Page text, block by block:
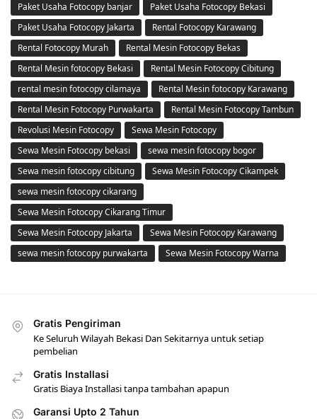
Paket Usaha Fotocopy banjar
Paket Usaha Fotocopy Bekasi
Paket Usaha Fotocopy Jakarta
Rental Fotocopy Karawang
Rental Fotocopy Murah
Rental Mesin Fotocopy Bekas
Rental Mesin fotocopy Bekasi
Rental Mesin Fotocopy Cibitung
rental mesin fotocopy cilamaya
Rental Mesin fotocopy Karawang
Rental Mesin Fotocopy Purwakarta
Rental Mesin Fotocopy Tambun
Revolusi Mesin Fotocopy
Sewa Mesin Fotocopy
Sewa Mesin Fotocopy bekasi
sewa mesin fotocopy bogor
Sewa mesin fotocopy cibitung
Sewa Mesin Fotocopy Cikampek
sewa mesin fotocopy cikarang
Sewa Mesin Fotocopy Cikarang Timur
Sewa Mesin Fotocopy Jakarta
Sewa Mesin Fotocopy Karawang
sewa mesin fotocopy purwakarta
Sewa Mesin Fotocopy Warna
Gratis Pengiriman
Ke Seluruh Wilayah Bekasi Dan Sekitarnya untuk setiap
pembelian
Gratis Installasi
Gratis Biaya Installasi tanpa tambahan apapun
Garansi Upto 2 Tahun